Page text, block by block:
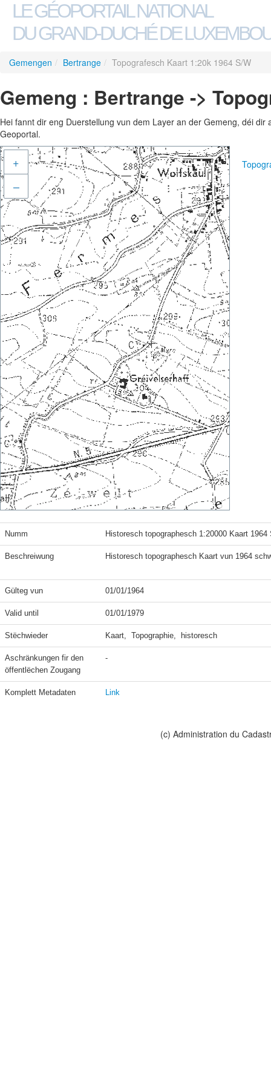
LE GÉOPORTAIL NATIONAL
DU GRAND-DUCHÉ DE
Gemengen / Bertrange / Topografesch Kaart 1:20k 1964 S/W
Gemeng : Bertrange ->
Hei fannt dir eng Duerstellung vun dem Layer an der Gemeng, déi
Geoportal.
+
–
Numm Historesch topographesch 1:20000 Kaart 1964
Beschreiwung Historesch topographesch Kaart vun 1964
Gülteg vun 01/01/1964
Valid until 01/01/1979
Stëchwieder Kaart,  Topographie,  historesch
Aschränkungen fir den
öffentlëchen Zougang
-
Komplett Metadaten Link
(c) Administration du